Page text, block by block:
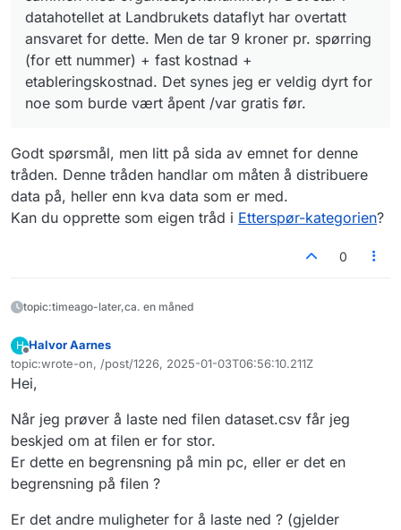
datahotellet at Landbrukets dataflyt har overtatt
ansvaret for dette. Men de tar 9 kroner pr. spørring
(for ett nummer) + fast kostnad +
etableringskostnad. Det synes jeg er veldig dyrt for
noe som burde vært åpent /var gratis før.
Godt spørsmål, men litt på sida av emnet for denne
tråden. Denne tråden handlar om måten å distribuere
data på, heller enn kva data som er med.
Kan du opprette som eigen tråd i Etterspør-kategorien?
0
topic:timeago-later,ca. en måned
H
Frakoblet
Halvor Aarnes
topic:wrote-on, /post/1226, 2025-01-03T06:56:10.211Z
Sist endret av
Hei,
Når jeg prøver å laste ned filen dataset.csv får jeg
beskjed om at filen er for stor.
Er dette en begrensning på min pc, eller er det en
begrensning på filen ?
Er det andre muligheter for å laste ned ? (gjelder